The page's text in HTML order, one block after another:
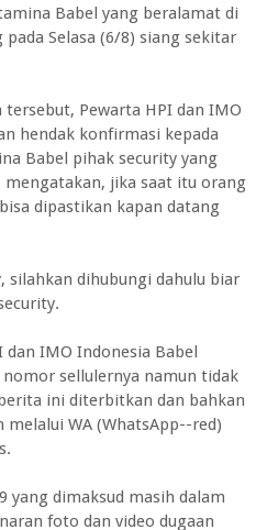
Babel yang beralamat di
Selasa (6/8) siang sekitar
Pewarta HPI dan IMO
hendak konfirmasi kepada
Babel pihak security yang
jika saat itu orang
dipastikan kapan datang
silahkan dihubungi dahulu biar
dan IMO Indonesia Babel
sellulernya namun tidak
ini diterbitkan dan bahkan
WA (WhatsApp--red)
yang dimaksud masih dalam
foto dan video dugaan